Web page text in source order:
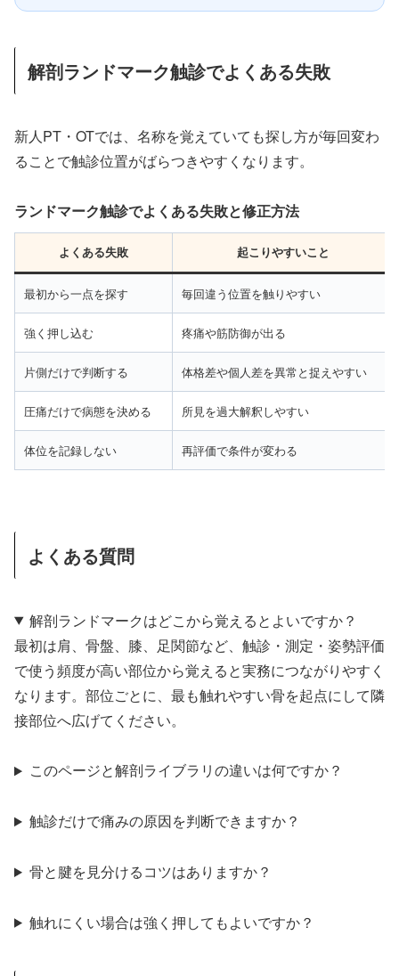
解剖ランドマーク触診でよくある失敗
新人PT・OTでは、名称を覚えていても探し方が毎回変わ
ることで触診位置がばらつきやすくなります。
ランドマーク触診でよくある失敗と修正方法
よくある失敗 起こりやすいこと
最初から一点を探す 毎回違う位置を触りやすい
強く押し込む 疼痛や筋防御が出る
片側だけで判断する 体格差や個人差を異常と捉えやすい
圧痛だけで病態を決める 所見を過大解釈しやすい
体位を記録しない 再評価で条件が変わる
よくある質問
解剖ランドマークはどこから覚えるとよいですか？
最初は肩、骨盤、膝、足関節など、触診・測定・姿勢評価
で使う頻度が高い部位から覚えると実務につながりやすく
なります。部位ごとに、最も触れやすい骨を起点にして隣
接部位へ広げてください。
このページと解剖ライブラリの違いは何ですか？
触診だけで痛みの原因を判断できますか？
骨と腱を見分けるコツはありますか？
触れにくい場合は強く押してもよいですか？